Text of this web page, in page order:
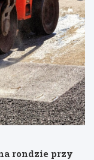
rondzie przy